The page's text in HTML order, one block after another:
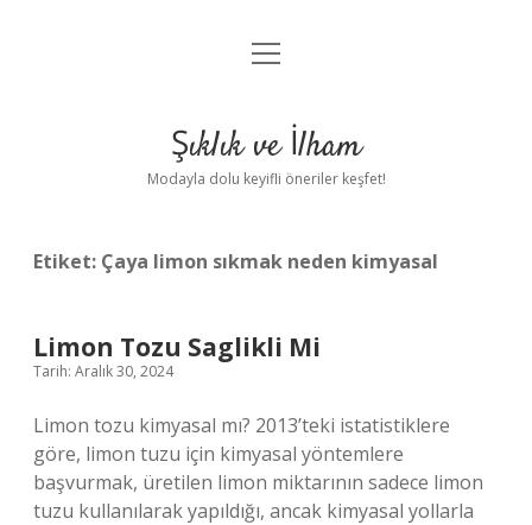
Anasayfa
Yasal Uyarı
menüyü
Şıklık ve İlham
Modayla dolu keyifli öneriler keşfet!
Etiket: Çaya limon sıkmak neden kimyasal
Limon Tozu Saglikli Mi
Tarih: Aralık 30, 2024
Limon tozu kimyasal mı? 2013’teki istatistiklere
göre, limon tuzu için kimyasal yöntemlere
başvurmak, üretilen limon miktarının sadece limon
tuzu kullanılarak yapıldığı, ancak kimyasal yollarla